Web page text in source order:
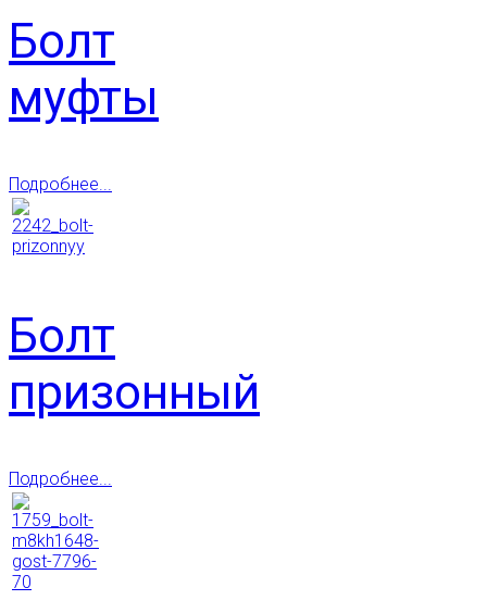
Болт
муфты
Подробнее...
Болт
призонный
Подробнее...